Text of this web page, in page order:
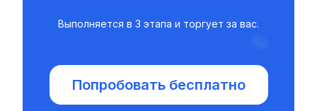
Выполняется в 3 этапа и торгует за вас.
Попробовать бесплатно